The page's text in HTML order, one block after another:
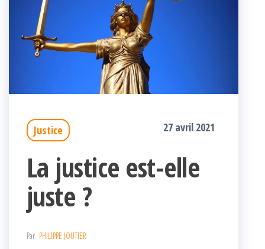
Justice 27 avril 2021
La justice est-elle
juste ?
Par PHILIPPE JOUTIER